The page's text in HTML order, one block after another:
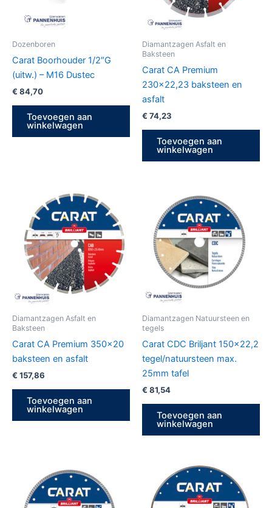
Dozenboren
Carat Boorhouder 1/2″G
(uitw.) – M16 Dustec
€ 84,70
Toevoegen aan
winkelwagen
Diamantzagen Asfalt en
Baksteen
Carat CA Premium
230×22,23 baksteen en
asfalt
€ 74,23
Toevoegen aan
winkelwagen
Diamantzagen Asfalt en
Baksteen
Carat CA Premium 350×20
baksteen en asfalt
€ 157,86
Toevoegen aan
winkelwagen
Diamantzagen Natuursteen en
tegels
Carat CDC Briljant 150×22,2
tegel/natuursteen max.
25mm tafel
€ 81,54
Toevoegen aan
winkelwagen